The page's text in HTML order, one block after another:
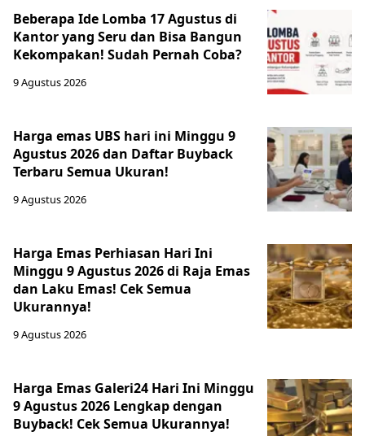
Beberapa Ide Lomba 17 Agustus di
Kantor yang Seru dan Bisa Bangun
Kekompakan! Sudah Pernah Coba?
9 Agustus 2026
Harga emas UBS hari ini Minggu 9
Agustus 2026 dan Daftar Buyback
Terbaru Semua Ukuran!
9 Agustus 2026
Harga Emas Perhiasan Hari Ini
Minggu 9 Agustus 2026 di Raja Emas
dan Laku Emas! Cek Semua
Ukurannya!
9 Agustus 2026
Harga Emas Galeri24 Hari Ini Minggu
9 Agustus 2026 Lengkap dengan
Buyback! Cek Semua Ukurannya!